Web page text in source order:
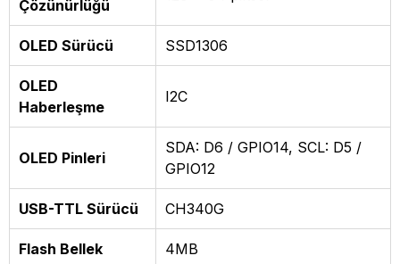
Çözünürlüğü
OLED Sürücü SSD1306
OLED
Haberleşme
I2C
OLED Pinleri
SDA: D6 / GPIO14, SCL: D5 /
GPIO12
USB-TTL Sürücü CH340G
Flash Bellek 4MB